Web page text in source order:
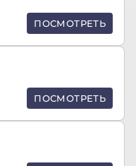
ПОСМОТРЕТЬ
ПОСМОТРЕТЬ